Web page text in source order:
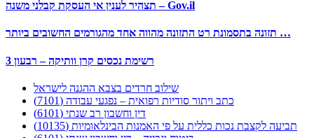
תצהיר לענין אי העסקת קבלני משנה – Gov.il
תזונה בתסמונת רט התזונה מהווה אחד מהגורמים החשובים ביותר …
רשימת נכסים קרן וותיקה – רבעון 3
שילוב חרדים בצבא ההגנה לישראל
כתב ויתור סודיות רפואית – נפגעי עבודה (7101)
דין וחשבון רב שנתי (6101)
תביעה לקצבת נכות כללית על פי האמנות הבינלאומיות (10135)